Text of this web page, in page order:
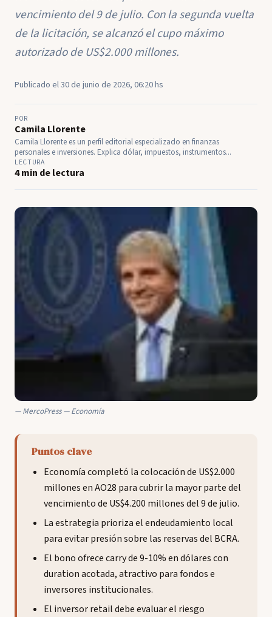
vencimiento del 9 de julio. Con la segunda vuelta
de la licitación, se alcanzó el cupo máximo
autorizado de US$2.000 millones.
Publicado el 30 de junio de 2026, 06:20 hs
POR
Camila Llorente
Camila Llorente es un perfil editorial especializado en finanzas
personales e inversiones. Explica dólar, impuestos, instrumentos...
LECTURA
4 min de lectura
MercoPress — Economía
Puntos clave
Economía completó la colocación de US$2.000
millones en AO28 para cubrir la mayor parte del
vencimiento de US$4.200 millones del 9 de julio.
La estrategia prioriza el endeudamiento local
para evitar presión sobre las reservas del BCRA.
El bono ofrece carry de 9-10% en dólares con
duration acotada, atractivo para fondos e
inversores institucionales.
El inversor retail debe evaluar el riesgo